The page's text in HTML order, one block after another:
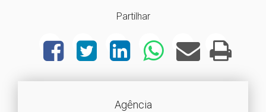
Partilhar
Agência